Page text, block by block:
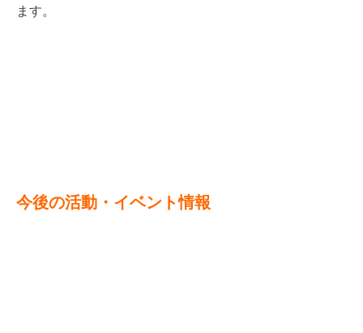
ます。
今後の活動・イベント情報